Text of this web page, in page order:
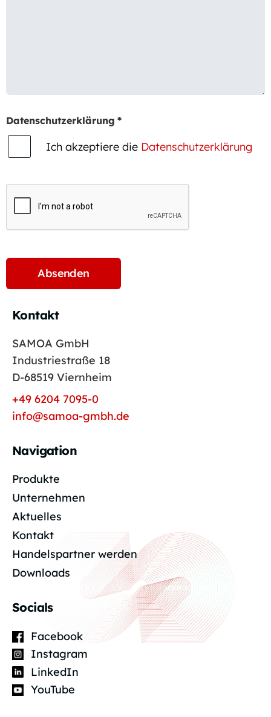
Datenschutzerklärung *
Ich akzeptiere die Datenschutzerklärung
Kontakt
SAMOA GmbH
Industriestraße 18
D-68519 Viernheim
+49 6204 7095-0
info@samoa-gmbh.de
Navigation
Produkte
Unternehmen
Aktuelles
Kontakt
Handelspartner werden
Downloads
Socials
Facebook
Instagram
LinkedIn
YouTube